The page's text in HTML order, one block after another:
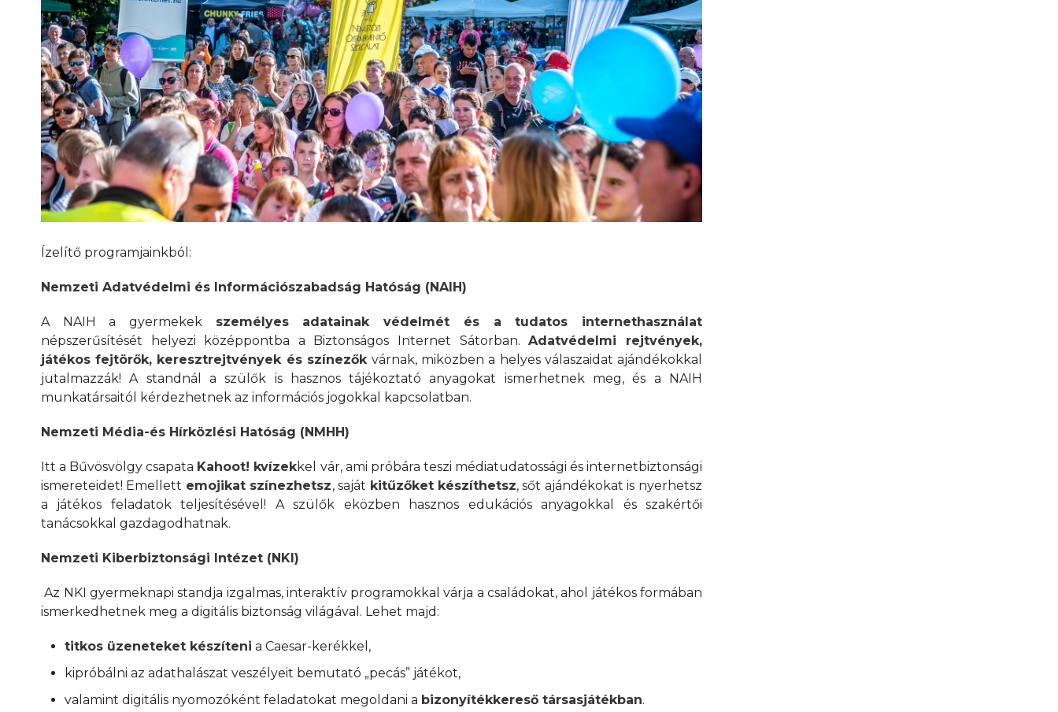
Ízelítő programjainkból:
Nemzeti Adatvédelmi és Információszabadság Hatóság (NAIH)
A NAIH a gyermekek személyes adatainak védelmét és a tudatos internethasználat
népszerűsítését helyezi középpontba a Biztonságos Internet Sátorban.Adatvédelmi rejtvények,
játékos fejtörők, keresztrejtvények és színezők várnak, miközben a helyes válaszaidat ajándékokkal
jutalmazzák! A standnál a szülők is hasznos tájékoztató anyagokat ismerhetnek meg, és a NAIH
munkatársaitól kérdezhetnek az információs jogokkal kapcsolatban.
Nemzeti Média-és Hírközlési Hatóság (NMHH)
Itt a Bűvösvölgy csapata Kahoot! kvízekkel vár, ami próbára teszi médiatudatossági és internetbiztonsági
ismereteidet! Emellett emojikat színezhetsz, saját kitűzőket készíthetsz, sőt ajándékokat is nyerhetsz
a játékos feladatok teljesítésével! A szülők eközben hasznos edukációs anyagokkal és szakértői
tanácsokkal gazdagodhatnak.
Nemzeti Kiberbiztonsági Intézet (NKI)
Az NKI gyermeknapi standja izgalmas, interaktív programokkal várja a családokat, ahol játékos formában
ismerkedhetnek meg a digitális biztonság világával. Lehet majd:
titkos üzeneteket készíteni a Caesar-kerékkel,
kipróbálni az adathalászat veszélyeit bemutató „pecás” játékot,
valamint digitális nyomozóként feladatokat megoldani a bizonyítékkereső társasjátékban.